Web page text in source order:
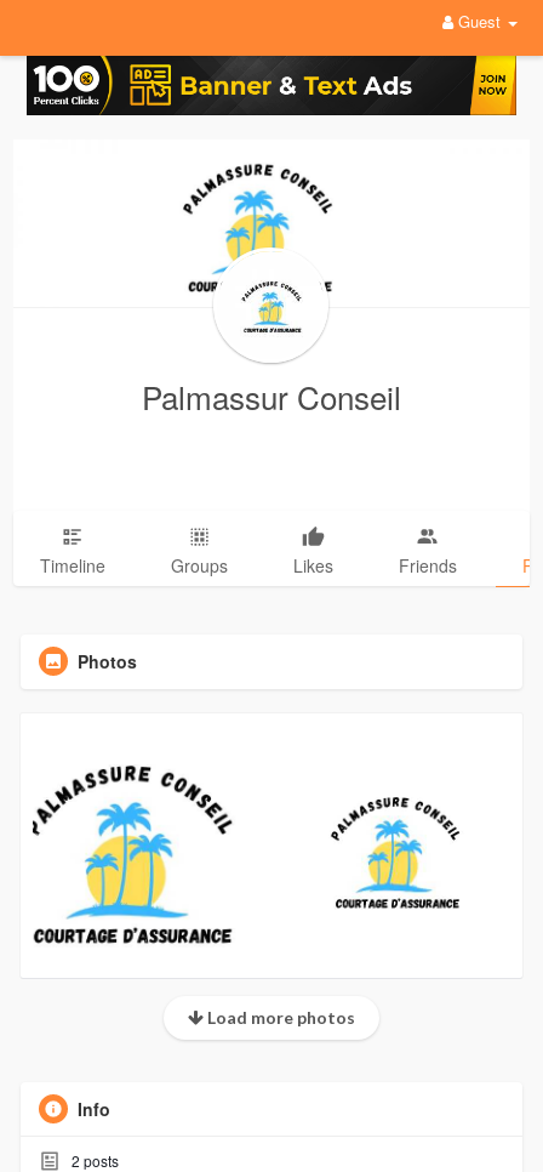
Guest
Palmassur Conseil
Timeline Groups Likes Friends
Photos
Load more photos
Info
2 posts